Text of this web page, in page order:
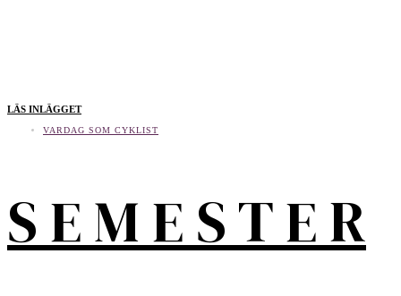
LÄS INLÄGGET
VARDAG SOM CYKLIST
S E M E S T E R